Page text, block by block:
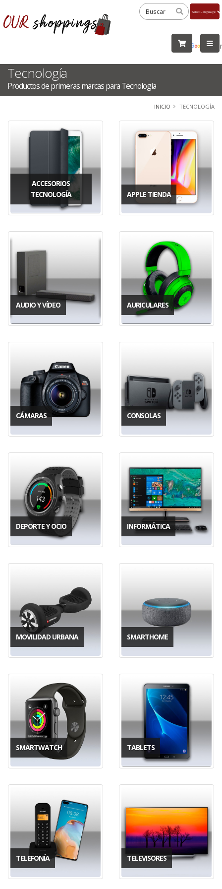
by
Tecnología
Productos de primeras marcas para Tecnología
INICIO TECNOLOGÍA
ACCESORIOS
TECNOLOGÍA
APPLE TIENDA
AUDIO Y VÍDEO AURICULARES
CÁMARAS CONSOLAS
DEPORTE Y OCIO INFORMÁTICA
MOVILIDAD URBANA SMARTHOME
SMARTWATCH TABLETS
TELEFONÍA TELEVISORES